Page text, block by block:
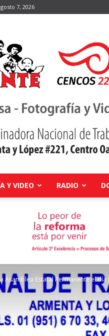
7, 2026
Y VIDEO RADIO
Asamblea Estatal Permanente el día